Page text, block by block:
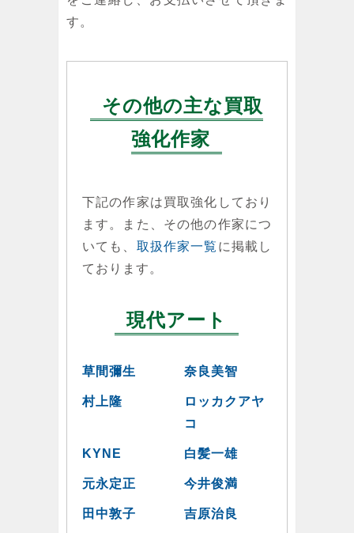
す。
その他の主な買取
強化作家
下記の作家は買取強化しており
ます。また、その他の作家につ
いても、 取扱作家一覧 に掲載し
ております。
現代アート
草間彌生 奈良美智
村上隆
ロッカクアヤ
コ
KYNE 白髪一雄
元永定正 今井俊満
田中敦子 吉原治良